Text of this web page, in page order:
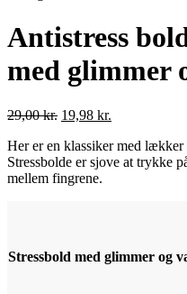
Antistress
med glimmer
29,00kr. 19,98 kr.
Her er en klassiker med
Stressbolde er sjove at trykke
mellem fingrene.
Stressbold med glimmer og